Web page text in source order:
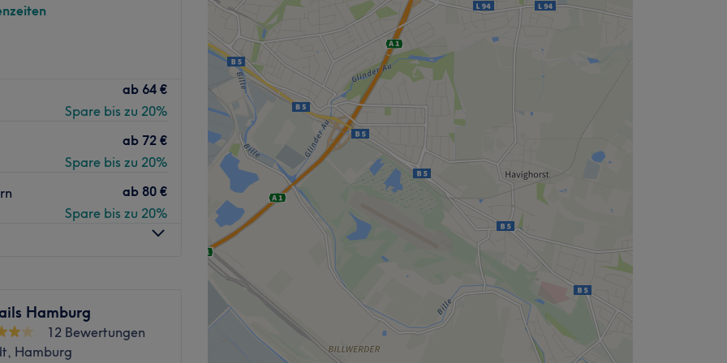
der Ruhe und
Das Home Studio
mithilfe der neuesten
die sich sehen lassen
Erfahrung im
Make-Up.
ab 64 €
Spare bis zu 20%
ab 72 €
Spare bis zu 20%
ab 80 €
Spare bis zu 20%
Hamburg
12 Bewertungen
Hamburg